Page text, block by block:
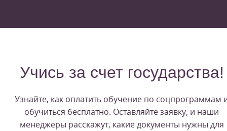
Учись за счет государства!
Узнайте, как оплатить обучение по соцпрограммам
обучиться бесплатно. Оставляйте заявку, и наши
менеджеры расскажут, какие документы нужны для